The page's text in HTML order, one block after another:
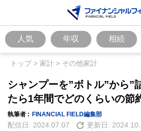
人気 年収 相続
トップ> 家計 > その他家計
シャンプーを”ボトル”から”
たら1年間でどのくらいの節
執筆者 : FINANCIAL FIELD編集部
配信日: 2024.07.07 更新日: